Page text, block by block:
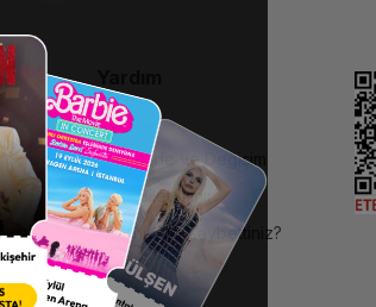
SSS
İptal, İade ve Değişim
Nasıl Bilet Alınır
Biletinizi Mi Kaybettiniz?